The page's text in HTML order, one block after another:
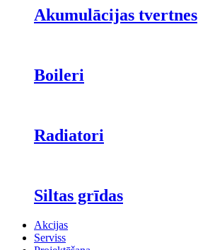
Akumulācijas tvertnes
Boileri
Radiatori
Siltas grīdas
Akcijas
Serviss